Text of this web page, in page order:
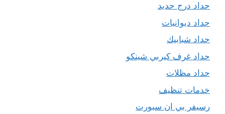
حداد درج حديد
حداد ديوانيات
حداد شبابيك
حداد غرف كيربي شينكو
حداد مظلات
خدمات تنظيف
رسيفر بي ان سبورت